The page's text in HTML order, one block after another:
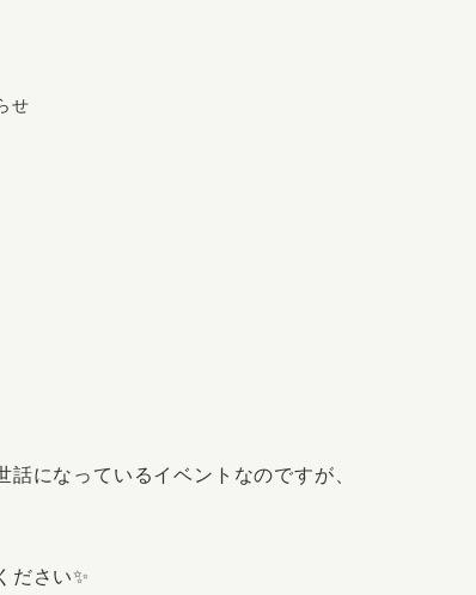
せ
になっているイベントなのですが、
ださい✨